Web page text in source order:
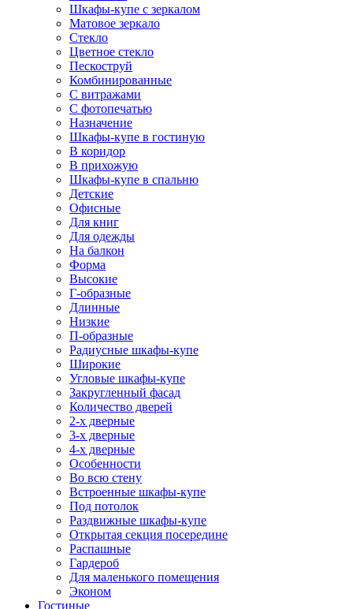
Шкафы-купе с зеркалом
Матовое зеркало
Стекло
Цветное стекло
Пескоструй
Комбинированные
С витражами
С фотопечатью
Назначение
Шкафы-купе в гостиную
В коридор
В прихожую
Шкафы-купе в спальню
Детские
Офисные
Для книг
Для одежды
На балкон
Форма
Высокие
Г-образные
Длинные
Низкие
П-образные
Радиусные шкафы-купе
Широкие
Угловые шкафы-купе
Закругленный фасад
Количество дверей
2-х дверные
3-х дверные
4-х дверные
Особенности
Во всю стену
Встроенные шкафы-купе
Под потолок
Раздвижные шкафы-купе
Открытая секция посередине
Распашные
Гардероб
Для маленького помещения
Эконом
Гостиные